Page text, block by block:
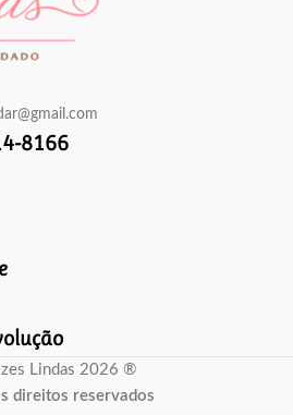
8166
Lindas 2026 ®
direitos reservados